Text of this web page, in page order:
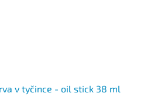
v tyčince - oil stick 38 ml